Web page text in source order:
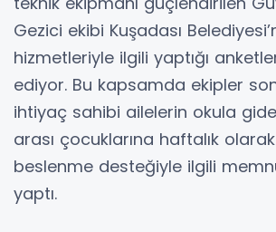
Gezici ekibi Kuşadası
hizmetleriyle ilgili yaptığı
ediyor. Bu kapsamda ekipler
ihtiyaç sahibi ailelerin okula
arası çocuklarına haftalık
beslenme desteğiyle ilgili
yaptı.